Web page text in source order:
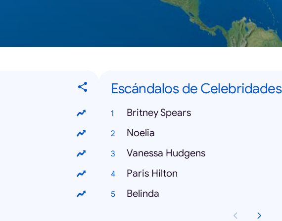
Escándalos de Celebridades
Britney Spears
Noelia
Vanessa Hudgens
Paris Hilton
Belinda